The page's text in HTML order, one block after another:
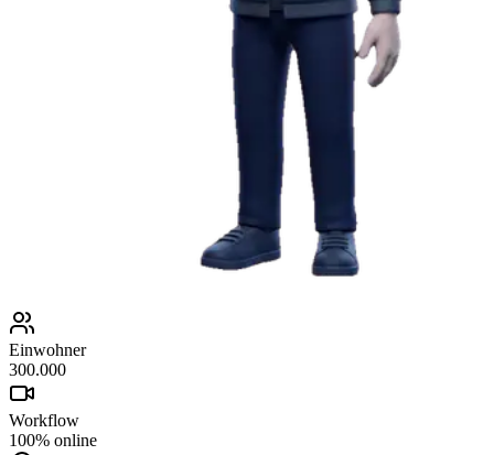
Einwohner
300.000
Workflow
100% online